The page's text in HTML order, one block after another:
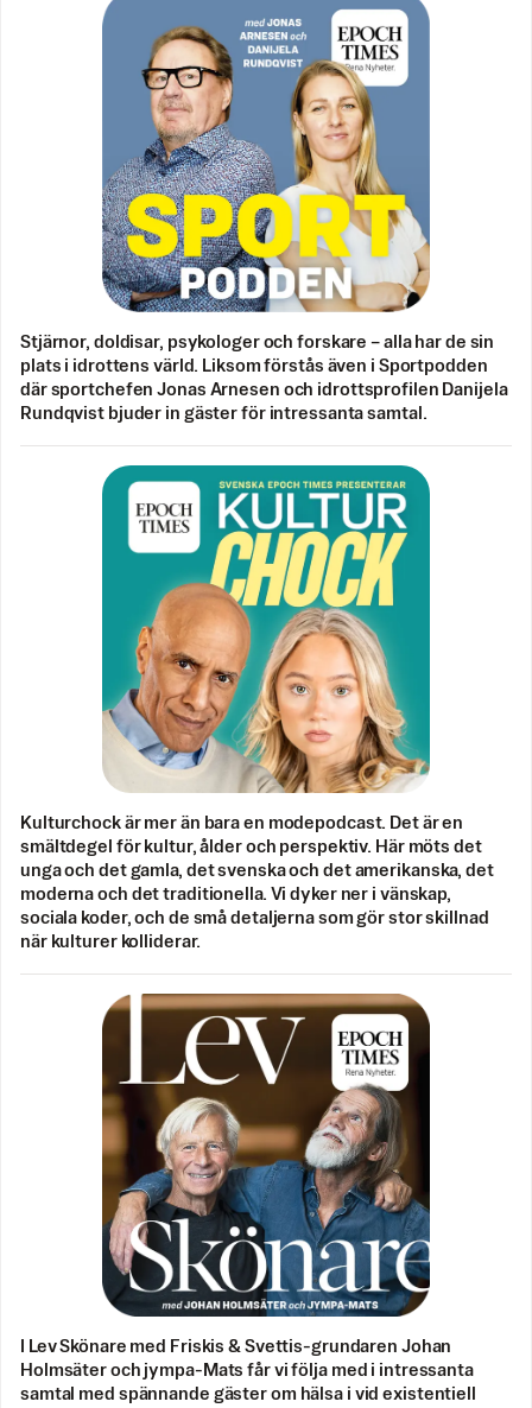
Stjärnor, doldisar, psykologer och forskare – alla har de sin
plats i idrottens värld. Liksom förstås även i Sportpodden
där sportchefen Jonas Arnesen och idrottsprofilen Danijela
Rundqvist bjuder in gäster för intressanta samtal.
Kulturchock är mer än bara en modepodcast. Det är en
smältdegel för kultur, ålder och perspektiv. Här möts det
unga och det gamla, det svenska och det amerikanska, det
moderna och det traditionella. Vi dyker ner i vänskap,
sociala koder, och de små detaljerna som gör stor skillnad
när kulturer kolliderar.
I Lev Skönare med Friskis & Svettis-grundaren Johan
Holmsäter och jympa-Mats får vi följa med i intressanta
samtal med spännande gäster om hälsa i vid existentiell